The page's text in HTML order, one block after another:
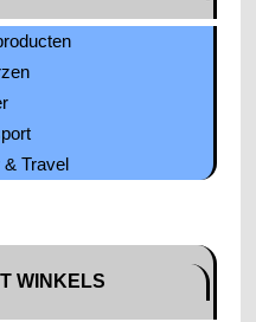
Travel
WINKELS